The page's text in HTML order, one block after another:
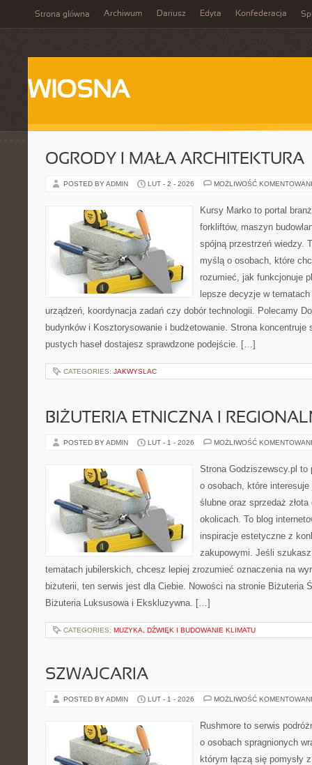
Strona główna Archiwum Dariusz Edyta Konfederacja
WIOSNA
OGRODY I MAŁA ARCHITEKTURA
POSTED BY ADMIN LUT - 2 - 2026 MOŻLIWOŚĆ
Kursy Marko to portal
forkliftów, maszyn
spójną przestrzeń wiedzy.
myślą o osobach, które
rozumieć, jak funkcjonuje
lepsze decyzje w
urządzeń, koordynacja zadań czy dobór technologii. Polecamy
budynków i Kosztorysowanie i budżetowanie. Strona
pustych haseł dostajesz sprawdzone podejście. […]
CATEGORIES: JAKWYSLAC
BIŻUTERIA ETNICZNA I
POSTED BY ADMIN LUT - 1 - 2026 MOŻLIWOŚĆ
Strona Godziszewscy.pl
o osobach, które
ślubne oraz sprzedaż
okolicach. To blog
inspiracje estetyczne z
zakupowymi. Jeśli
tematach jubilerskich, chcesz lepiej zrozumieć oznaczenia na
biżuterii, ten serwis jest dla Ciebie. Nowości na stronie Biżuteria
Biżuteria Luksusowa i Ekskluzywna. […]
CATEGORIES: MUZYKA, DŹWIĘK I BUDOWANIE KLIMATU
SZWAJCARIA
POSTED BY ADMIN LUT - 1 - 2026 MOŻLIWOŚĆ
Rushmore to serwis
o osobach spragnionych
którym łączą się pomysły